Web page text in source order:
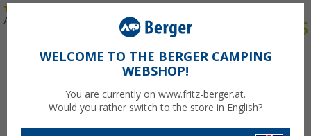
Art.-Nr.: 115290
WELCOME TO THE BERGER CAMPING
WEBSHOP!
You are currently on www.fritz-berger.at.
Would you rather switch to the store in English?